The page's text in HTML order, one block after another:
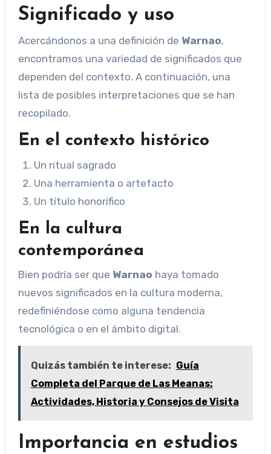
Significado y uso
Acercándonos a una definición de Warnao,
encontramos una variedad de significados que
dependen del contexto. A continuación, una
lista de posibles interpretaciones que se han
recopilado.
En el contexto histórico
Un ritual sagrado
Una herramienta o artefacto
Un título honorífico
En la cultura
contemporánea
Bien podría ser que Warnao haya tomado
nuevos significados en la cultura moderna,
redefiniéndose como alguna tendencia
tecnológica o en el ámbito digital.
Quizás también te interese: Guía
Completa del Parque de Las Meanas:
Actividades, Historia y Consejos de Visita
Importancia en estudios